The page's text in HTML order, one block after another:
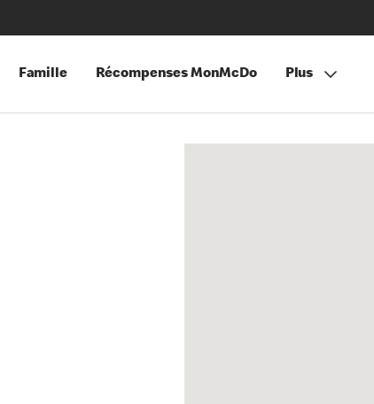
Famille Récompenses MonMcDo Plus